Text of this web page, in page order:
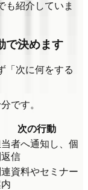
も紹介していま
で決めます
「次に何をする
です。
次の行動
者へ通知し、個
返信
資料やセミナー